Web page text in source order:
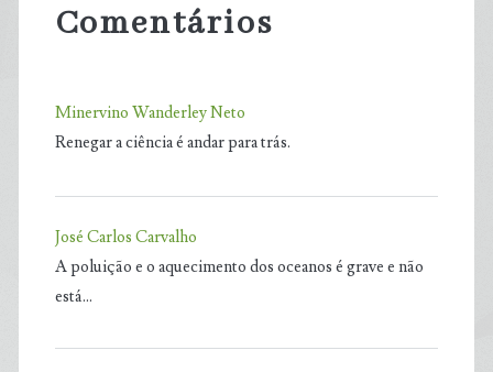
Comentários
Minervino Wanderley Neto
Renegar a ciência é andar para trás.
José Carlos Carvalho
A poluição e o aquecimento dos oceanos é grave e não
está…